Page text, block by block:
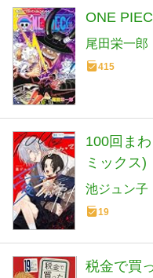
ONE
尾田栄一郎
415
100回ま
ミックス)
池ジュン子
19
税金で買